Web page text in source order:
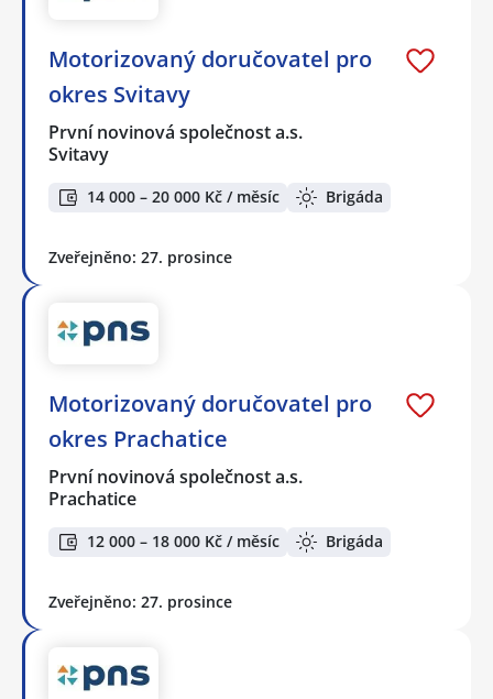
Motorizovaný doručovatel pro
okres Svitavy
První novinová společnost a.s.
Svitavy
14 000 – 20 000 Kč / měsíc Brigáda
Zveřejněno: 27. prosince
Motorizovaný doručovatel pro
okres Prachatice
První novinová společnost a.s.
Prachatice
12 000 – 18 000 Kč / měsíc Brigáda
Zveřejněno: 27. prosince